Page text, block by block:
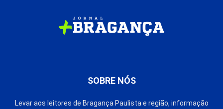
SOBRE NÓS
Levar aos leitores de Bragança Paulista e região, informação